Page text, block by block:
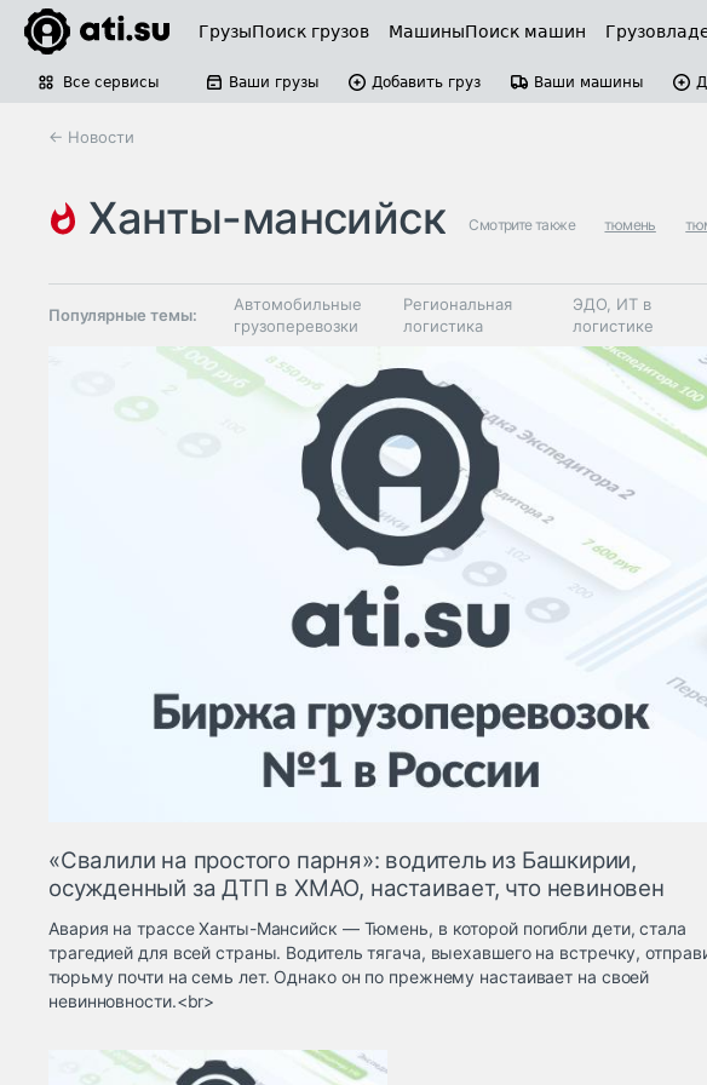
ГрузыПоиск грузов МашиныПоиск машин
Все сервисы Ваши грузы Добавить груз Ваши машины
← Новости
ханты-мансийск Смотрите также тюмень
Популярные темы:
Автомобильные
грузоперевозки
Региональная
логистика
ЭДО, ИТ в
логистике
Таможня и ВЭД
грузовые
терминалы
Коммерческий
транспорт
«Свалили на простого парня»: водитель из Башкирии,
осужденный за ДТП в ХМАО, настаивает, что невиновен
Авария на трассе Ханты-Мансийск — Тюмень, в которой погибли дети, стала
трагедией для всей страны. Водитель тягача, выехавшего на встречку,
тюрьму почти на семь лет. Однако он по прежнему настаивает на своей
невинновности.<br>